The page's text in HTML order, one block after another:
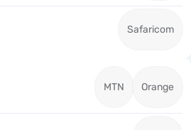
Safaricom
MTN Orange